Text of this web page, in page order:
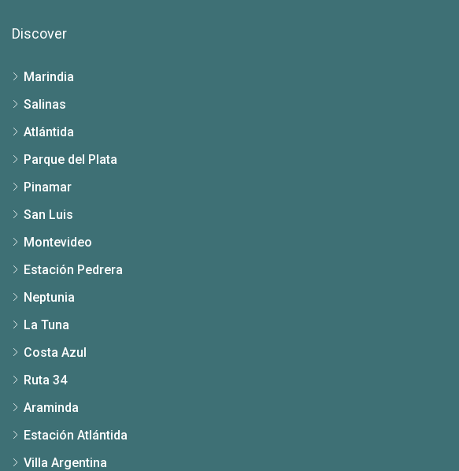
Discover
Marindia
Salinas
Atlántida
Parque del Plata
Pinamar
San Luis
Montevideo
Estación Pedrera
Neptunia
La Tuna
Costa Azul
Ruta 34
Araminda
Estación Atlántida
Villa Argentina